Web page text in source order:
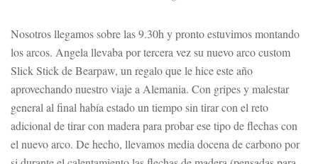
Nosotros llegamos sobre las 9.30h y pronto estuvimos montando
los arcos. Angela llevaba por tercera vez su nuevo arco custom
Slick Stick de Bearpaw, un regalo que le hice este año
aprovechando nuestro viaje a Alemania. Con gripes y malestar
general al final había estado un tiempo sin tirar con el reto
adicional de tirar con madera para probar ese tipo de flechas con
el nuevo arco. De hecho, llevamos media docena de carbono por